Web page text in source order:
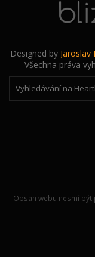
Designed by Jaroslav
Všechna práva
Obsah webu nesmí být